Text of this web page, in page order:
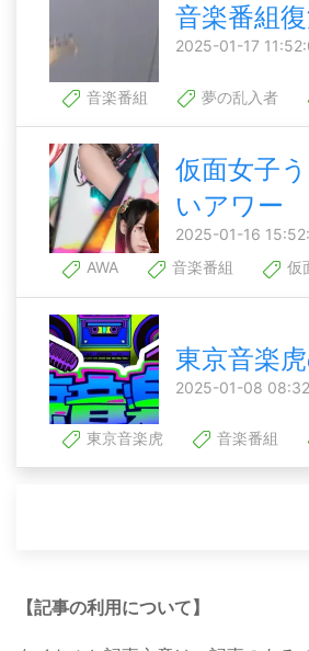
音楽番組
2025-01-17
音楽番組 夢の乱入者
仮面女子
いアワー
2025-01-16
AWA
音楽番組 仮
東京音楽
2025-01-08
東京音楽虎 音楽番組
【記事の利用について】